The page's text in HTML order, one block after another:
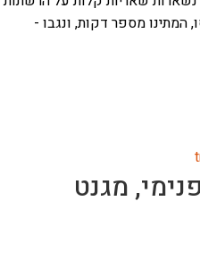
המתינו מספר דקות, ונגבו -
מגנט